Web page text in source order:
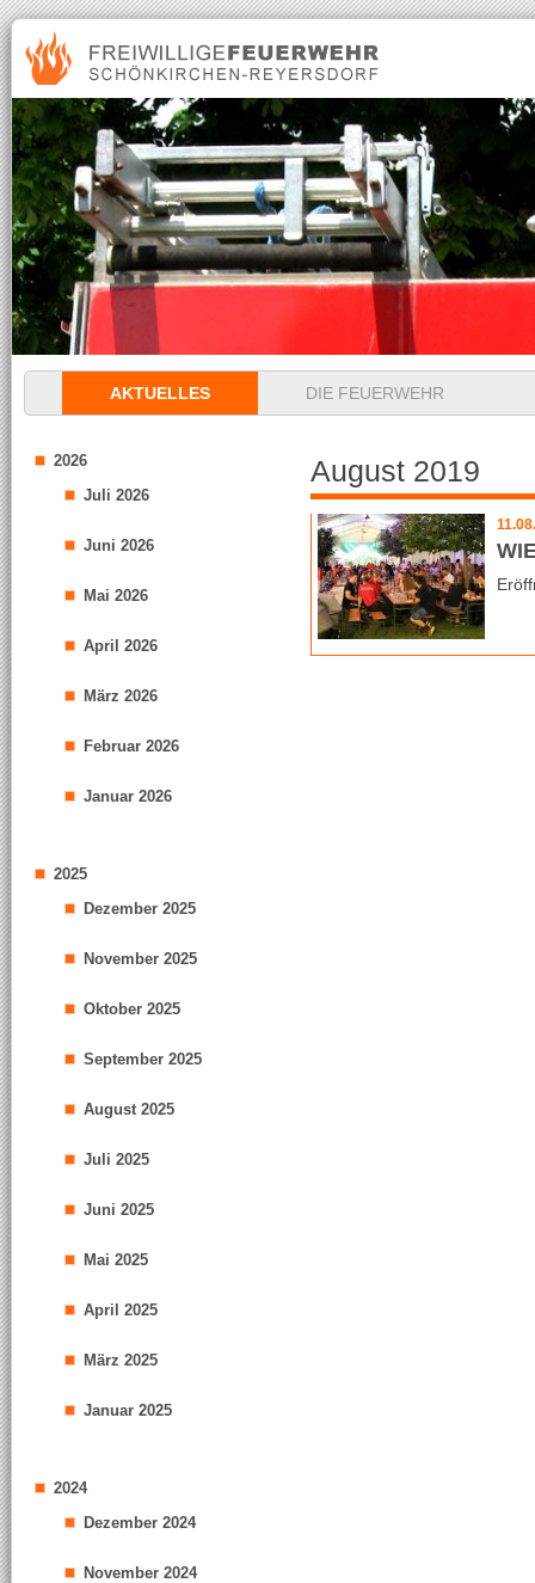
Navigation
überspringenAKTUELLES DIE FEUERWEHR
2026
Juli 2026
Juni 2026
Mai 2026
April 2026
März 2026
Februar 2026
Januar 2026
2025
Dezember 2025
November 2025
Oktober 2025
September 2025
August 2025
Juli 2025
Juni 2025
Mai 2025
April 2025
März 2025
Januar 2025
2024
Dezember 2024
November 2024
August 2019